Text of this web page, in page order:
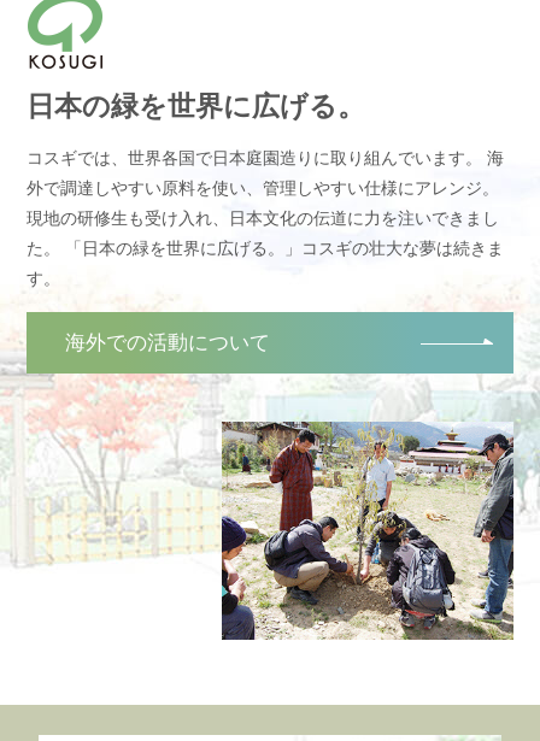
日本の緑を世界に広げる。
コスギでは、世界各国で日本庭園造りに取り組んでいます。
海
外で調達しやすい原料を使い、管理しやすい仕様にアレンジ。
現地の研修生も受け入れ、日本文化の伝道に力を注いできまし
た。 「日本の緑を世界に広げる。」コスギの壮大な夢は続きま
す。
海外での活動について